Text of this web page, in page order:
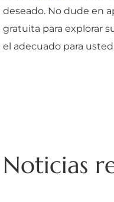
deseado. No dude en
gratuita para explorar
el adecuado para
Noticias